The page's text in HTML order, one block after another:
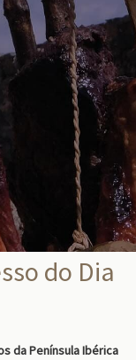
do Dia
da Península Ibérica